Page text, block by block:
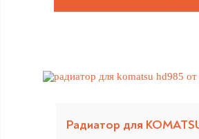
Радиатор для